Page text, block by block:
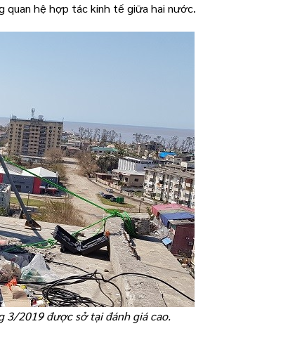
hệ hợp tác kinh tế giữa hai nước.
3/2019 được sở tại đánh giá cao.